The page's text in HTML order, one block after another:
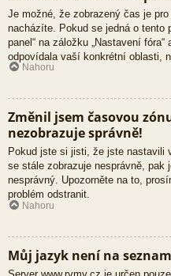
Je možné, že zobrazený čas je
nacházíte. Pokud se jedná o tento
panel“ na záložku „Nastavení
odpovídala vaší konkrétní oblasti,
Nahoru
Změnil jsem časovou
nezobrazuje správně!
Pokud jste si jisti, že jste nastavili
se stále zobrazuje nesprávně, pak
nesprávný. Upozorněte na to,
problém odstranit.
Nahoru
Můj jazyk není na